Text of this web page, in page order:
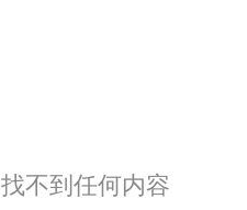
找不到任何内容